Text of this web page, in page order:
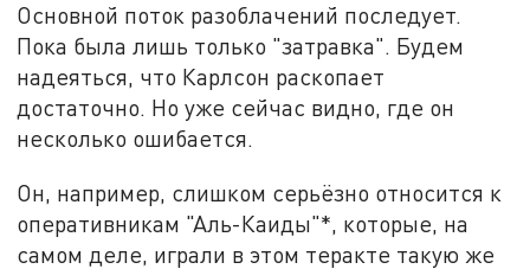
Основной поток разоблачений последует.
Пока была лишь только "затравка". Будем
надеяться, что Карлсон раскопает
достаточно. Но уже сейчас видно, где он
несколько ошибается.
Он, например, слишком серьёзно относится к
оперативникам "Аль-Каиды"*, которые, на
самом деле, играли в этом теракте такую же